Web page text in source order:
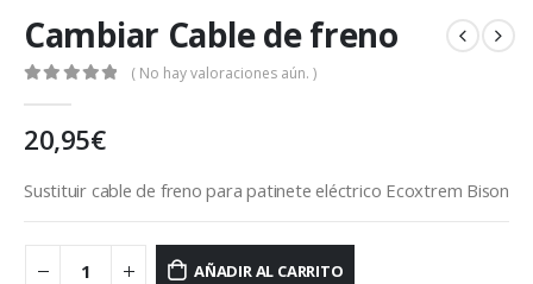
Cambiar Cable de freno
( No hay valoraciones aún. )
20,95€
Sustituir cable de freno para patinete eléctrico Ecoxtrem Bison
AÑADIR AL CARRITO